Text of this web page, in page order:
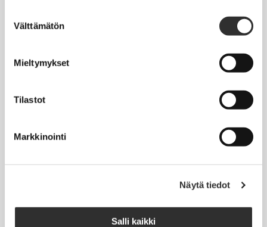
valinta
Välttämätön
Mieltymykset
Tilastot
Markkinointi
Näytä tiedot
Salli kaikki
KirVESTES 2025-2028, KJTES sekä muut työ- ja
Palkkaus
Työttömyys ja lomautukset
Kesätyöntekijän työehdot ja palkkaus seurakuntien hengellisessä